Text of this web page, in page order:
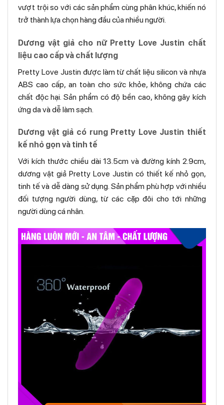
vượt trội so với các sản phẩm cùng phân khúc, khiến nó
trở thành lựa chọn hàng đầu của nhiều người.
Dương vật giả cho nữ Pretty Love Justin chất
liệu cao cấp và chất lượng
Pretty Love Justin được làm từ chất liệu silicon và nhựa
ABS cao cấp, an toàn cho sức khỏe, không chứa các
chất độc hại. Sản phẩm có độ bền cao, không gây kích
ứng da và dễ làm sạch.
Dương vật giả có rung Pretty Love Justin thiết
kế nhỏ gọn và tinh tế
Với kích thước chiều dài 13.5cm và đường kính 2.9cm,
dương vật giả Pretty Love Justin có thiết kế nhỏ gọn,
tinh tế và dễ dàng sử dụng. Sản phẩm phù hợp với nhiều
đối tượng người dùng, từ các cặp đôi cho tới những
người dùng cá nhân.